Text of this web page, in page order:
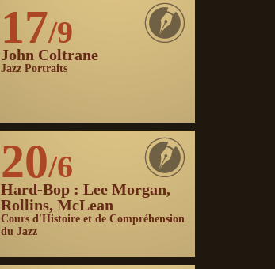
17/9
John Coltrane
Jazz Portraits
20/6
Hard-Bop : Lee Morgan,
Rollins, McLean
Cours d'Histoire et de Compréhension
du Jazz